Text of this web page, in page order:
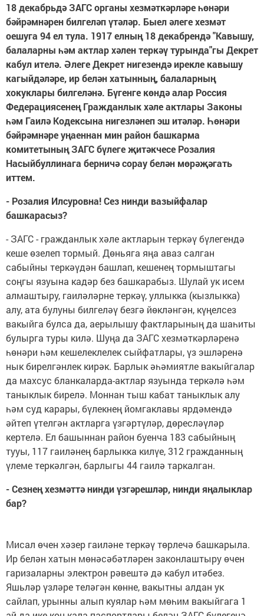
18 декабрьдә ЗАГС органы хезмәткәрләре һөнәри
бәйрәмнәрен билгеләп үтәләр. Быел әлеге хезмәт
оешуга 94 ел тула. 1917 елның 18 декабрендә "Кавышу,
балаларны һәм актлар хәлен теркәү турында"гы Декрет
кабул ителә. Әлеге Декрет нигезендә ирекле кавышу
кагыйдәләре, ир белән хатынның, балаларның
хокуклары билгеләнә. Бүгенге көндә алар Россия
Федерациясенең Гражданлык хәле актлары Законы
һәм Гаилә Кодексына нигезләнеп эш итәләр. Һөнәри
бәйрәмнәре уңаеннан мин район башкарма
комитетының ЗАГС бүлеге җитәкчесе Розалия
Насыйбуллинага берничә сорау белән мөрәҗәгать
иттем.
- Розалия Илсуровна! Сез нинди вазыйфалар
башкарасыз?
- ЗАГС - гражданлык хәле актларын теркәү бүлегендә
кеше өзелеп тормый. Дөньяга яңа аваз салган
сабыйны теркәүдән башлап, кешенең тормыштагы
соңгы язуына кадәр без башкарабыз. Шулай ук исем
алмаштыру, гаиләләрне теркәү, уллыкка (кызлыкка)
алу, ата булуны билгеләү безгә йөкләнгән, күңелсез
вакыйга булса да, аерылышу фактларының да шаһиты
булырга туры килә. Шуңа да ЗАГС хезмәткәрләренә
һөнәри һәм кешелеклелек сыйфатлары, үз эшләренә
нык бирелгәнлек кирәк. Барлык әһәмиятле вакыйгалар
да махсус бланкаларда-актлар язуында теркәлә һәм
таныклык бирелә. Моннан тыш кабат таныклык алу
һәм суд карары, бүлекнең йомгаклавы ярдәмендә
әйтеп үтелгән актларга үзгәртүләр, дөресләүләр
кертелә. Ел башыннан район буенча 183 сабыйның
тууы, 117 гаиләнең барлыкка килүе, 312 гражданның
үлеме теркәлгән, барлыгы 44 гаилә таркалган.
- Сезнең хезмәттә нинди үзгәрешләр, нинди яңалыклар
бар?
Мисал өчен хәзер гаиләне теркәү төрлечә башкарыла.
Ир белән хатын мөнәсәбәтләрен законлаштыру өчен
гаризаларны электрон рәвештә дә кабул итәбез.
Яшьләр үзләре теләгән көнне, вакытны алдан ук
сайлап, урынны алып куялар һәм мөһим вакыйгага 1